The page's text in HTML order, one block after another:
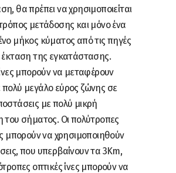
θα πρέπει να χρησιμοποιείται
μετάδοσης και μόνο ένα
μήκος κύματος από τις πηγές
έκταση της εγκατάστασης.
μπορούν να μεταφέρουν
μεγάλο εύρος ζώνης σε
με πολύ μικρή
του σήματος. Οι πολύτροπες
μπορούν να χρησιμοποιηθούν
που υπερβαίνουν τα 3Km,
οπτικές ίνες μπορούν να